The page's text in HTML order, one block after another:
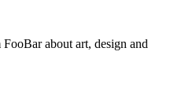
about art, design and